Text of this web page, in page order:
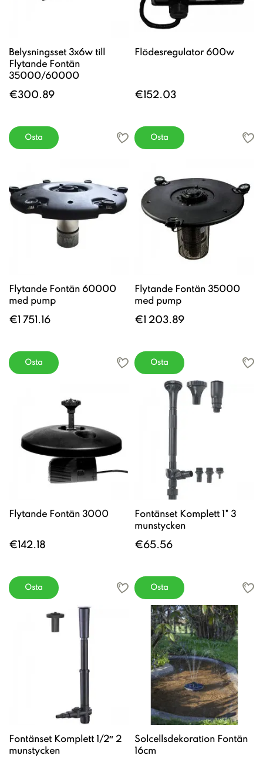
Belysningsset 3x6w till
Flytande Fontän
35000/60000
€300.89
Osta
Flödesregulator 600w
€152.03
Osta
Flytande Fontän 60000
med pump
€1 751.16
Osta
Flytande Fontän 35000
med pump
€1 203.89
Osta
Flytande Fontän 3000
€142.18
Osta
Fontänset Komplett 1" 3
munstycken
€65.56
Osta
Fontänset Komplett 1/2″ 2
munstycken
Solcellsdekoration Fontän
16cm